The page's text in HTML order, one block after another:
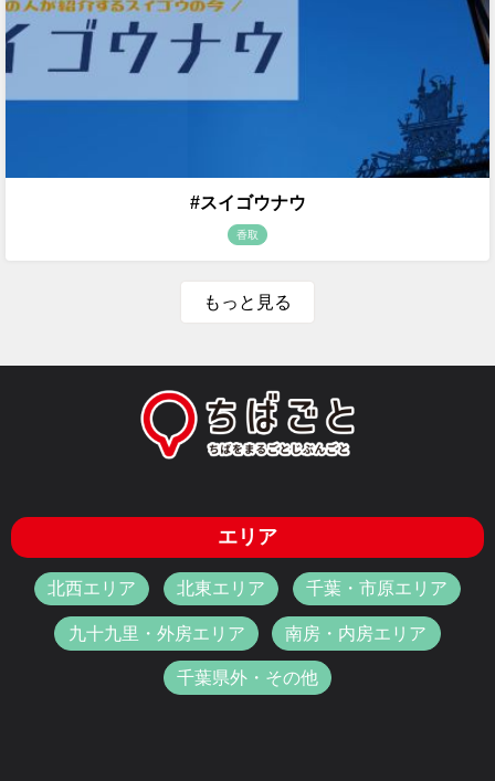
#スイゴウナウ
香取
もっと見る
エリア
北西エリア 北東エリア 千葉・市原エリア
九十九里・外房エリア 南房・内房エリア
千葉県外・その他